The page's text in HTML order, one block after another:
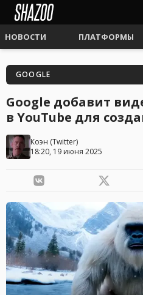
НОВОСТИ ПЛАТФОРМЫ
GOOGLE
Google добавит
в YouTube для
Коэн (Twitter)
18:20, 19 июня 2025